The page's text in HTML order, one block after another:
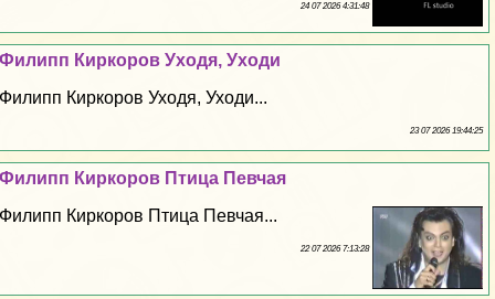
24 07 2026 4:31:48
Филипп Киркоров Уходя, Уходи
Филипп Киркоров Уходя, Уходи...
23 07 2026 19:44:25
Филипп Киркоров Птица Певчая
Филипп Киркоров Птица Певчая...
22 07 2026 7:13:28